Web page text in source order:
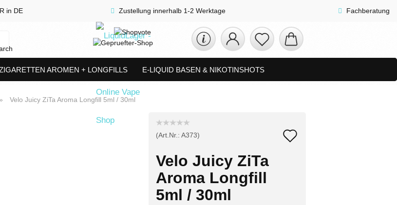
in DE Zustellung innerhalb 1-2 Werktage Fachberatung
AROMEN + LONGFILLS E-LIQUID BASEN & NIKOTINSHOTS
VERDAMPFER & COILS AKKUTRÄGER & SETS
» Velo Juicy ZiTa Aroma Longfill 5ml / 30ml
(Art.Nr.: A373)
Velo Juicy ZiTa
Aroma Longfill
5ml / 30ml